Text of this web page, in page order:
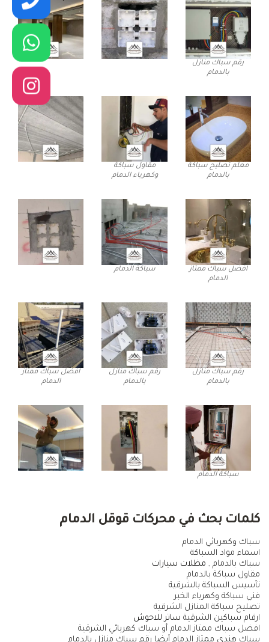
رقم سباك منازل
بالدمام
معلم تصليح سباكة
بالدمام
مقاول سباكة
وكهرباء الدمام
افضل سباك ممتاز
الدمام
سباكة الدمام
رقم سباك منازل
بالدمام
رقم سباك منازل
بالدمام
افضل سباك ممتاز
الدمام
سباكة الدمام
كلمات بحث في محركات قوقل الدمام
سباك وكهربائي الدمام
اسماء مواد السباكة
سباك بالدمام , مظلات سيارات
مقاول سباكة بالدمام
تأسيس السباكة بالشرقية
فني سباكة وكهرباء الخبر
تصليح سباكة المنازل الشرقية
ارقام سباكين الشرقية ساتر للاحوش
افضل سباك ممتاز الدمام أو سباك كهربائي الشرقية
سباك هندي ممتاز الدمام أيضا رقم سباك منازل بالدمام